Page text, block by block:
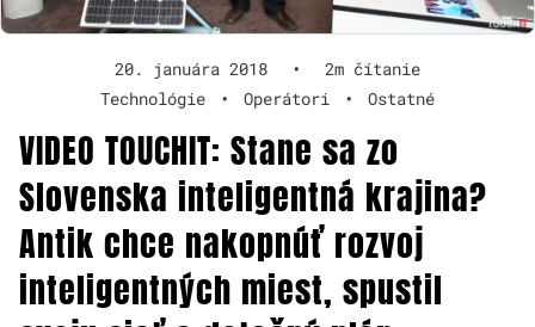
20. januára 2018 •
2m čítanie
Technológie
• Operátori • Ostatné
VIDEO TOUCHIT: Stane sa zo
Slovenska inteligentná krajina?
Antik chce nakopnúť rozvoj
inteligentných miest, spustil